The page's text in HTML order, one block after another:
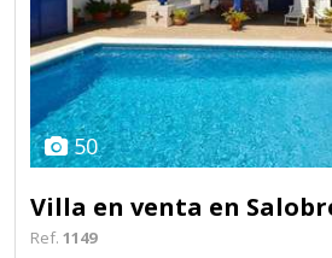
50
Villa en venta en
Ref. 1149